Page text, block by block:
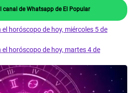
canal de Whatsapp de El Popular
horóscopo de hoy, miércoles 5 de
horóscopo de hoy, martes 4 de